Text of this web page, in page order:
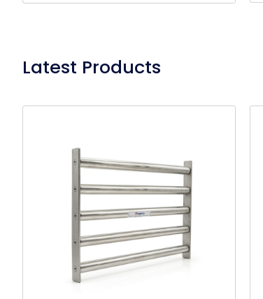
Latest Products